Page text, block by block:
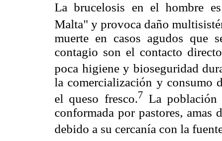
La brucelosis en el hombre
Malta" y provoca daño
muerte en casos agudos que
contagio son el contacto
poca higiene y bioseguridad
la comercialización y consumo
el queso fresco.7 La
conformada por pastores, amas
debido a su cercanía con la